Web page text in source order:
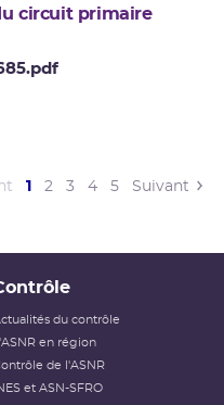
circuit primaire
1 (current)
2 3 4 5 Suivant
du contrôle
en région
de l'ASNR
et ASN-SFRO